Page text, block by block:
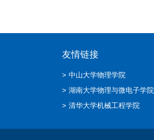
友情链接
> 中山大学物理学院
> 湖南大学物理与微电子学院
> 清华大学机械工程学院